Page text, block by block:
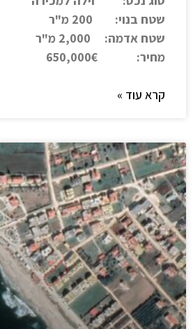
שטח בנוי: 200 מ"ר
שטח אדמה: 2,000 מ"ר
מחיר: 650,000€
קרא עוד »